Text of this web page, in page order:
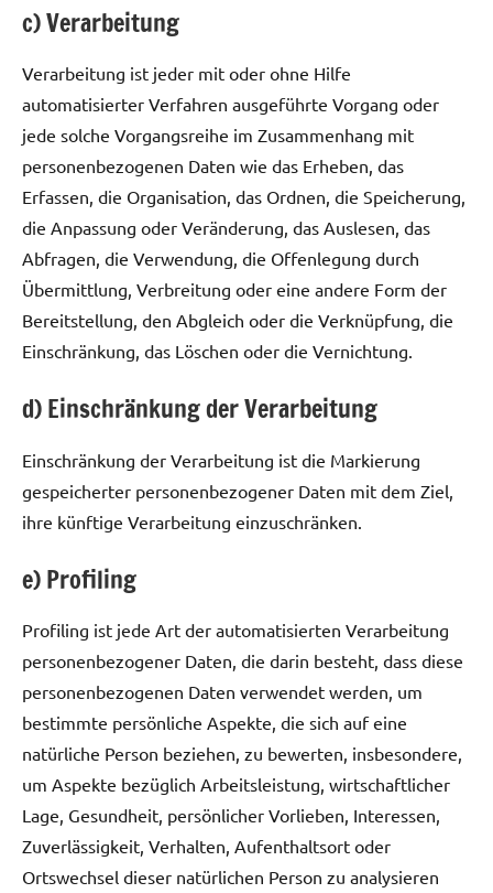
c) Verarbeitung
Verarbeitung ist jeder mit oder ohne Hilfe
automatisierter Verfahren ausgeführte Vorgang oder
jede solche Vorgangsreihe im Zusammenhang mit
personenbezogenen Daten wie das Erheben, das
Erfassen, die Organisation, das Ordnen, die Speicherung,
die Anpassung oder Veränderung, das Auslesen, das
Abfragen, die Verwendung, die Offenlegung durch
Übermittlung, Verbreitung oder eine andere Form der
Bereitstellung, den Abgleich oder die Verknüpfung, die
Einschränkung, das Löschen oder die Vernichtung.
d) Einschränkung der Verarbeitung
Einschränkung der Verarbeitung ist die Markierung
gespeicherter personenbezogener Daten mit dem Ziel,
ihre künftige Verarbeitung einzuschränken.
e) Profiling
Profiling ist jede Art der automatisierten Verarbeitung
personenbezogener Daten, die darin besteht, dass diese
personenbezogenen Daten verwendet werden, um
bestimmte persönliche Aspekte, die sich auf eine
natürliche Person beziehen, zu bewerten, insbesondere,
um Aspekte bezüglich Arbeitsleistung, wirtschaftlicher
Lage, Gesundheit, persönlicher Vorlieben, Interessen,
Zuverlässigkeit, Verhalten, Aufenthaltsort oder
Ortswechsel dieser natürlichen Person zu analysieren